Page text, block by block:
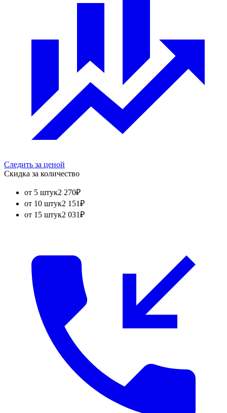
Следить за ценой
Скидка за количество
от 5 штук2 270₽
от 10 штук2 151₽
от 15 штук2 031₽